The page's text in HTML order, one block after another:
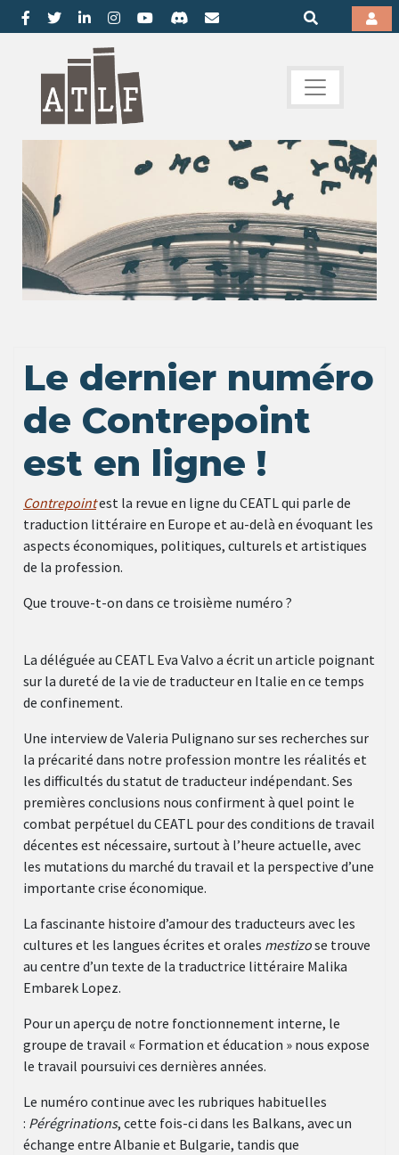
Le dernier numéro
de Contrepoint
est en ligne !
Contrepointest la revue en ligne du CEATL qui parle de
traduction littéraire en Europe et au-delà en évoquant les
aspects économiques, politiques, culturels et artistiques
de la profession.
Que trouve-t-on dans ce troisième numéro ?
La déléguée au CEATL Eva Valvo a écrit un article poignant
sur la dureté de la vie de traducteur en Italie en ce temps
de confinement.
Une interview de Valeria Pulignano sur ses recherches sur
la précarité dans notre profession montre les réalités et
les difficultés du statut de traducteur indépendant. Ses
premières conclusions nous confirment à quel point le
combat perpétuel du CEATL pour des conditions de travail
décentes est nécessaire, surtout à l’heure actuelle, avec
les mutations du marché du travail et la perspective d’une
importante crise économique.
La fascinante histoire d’amour des traducteurs avec les
cultures et les langues écrites et orales mestizose trouve
au centre d’un texte de la traductrice littéraire Malika
Embarek Lopez.
Pour un aperçu de notre fonctionnement interne, le
groupe de travail « Formation et éducation » nous expose
le travail poursuivi ces dernières années.
Le numéro continue avec les rubriques habituelles
: Pérégrinations, cette fois-ci dans les Balkans, avec un
échange entre Albanie et Bulgarie, tandis que